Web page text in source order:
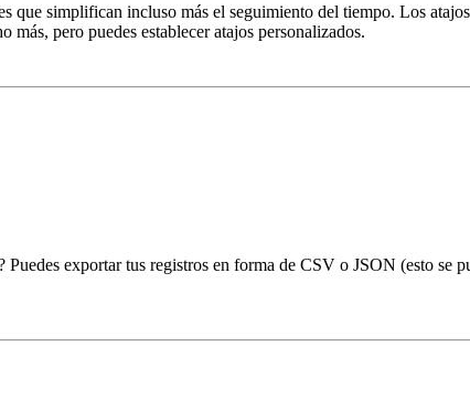
que simplifican incluso más el seguimiento del tiempo. Los
pero puedes establecer atajos personalizados.
Puedes exportar tus registros en forma de CSV o JSON (esto